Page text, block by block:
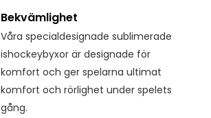
Bekvämlighet
Våra specialdesignade sublimerade
ishockeybyxor är designade för
komfort och ger spelarna ultimat
komfort och rörlighet under spelets
gång.